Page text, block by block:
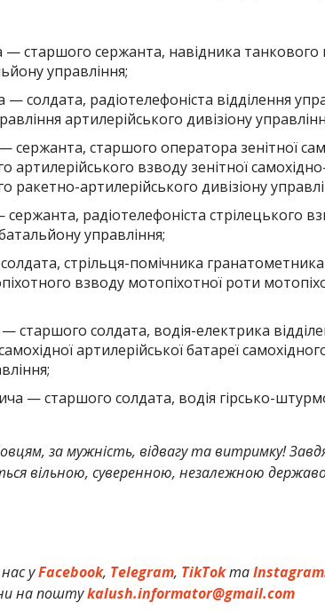
— старшого сержанта, навідника танкового
управління;
солдата, радіотелефоніста відділення
артилерійського дивізіону
сержанта, старшого оператора зенітної
артилерійського взводу зенітної
ракетно-артилерійського дивізіону
радіотелефоніста стрілецького
управління;
стрільця-помічника гранатометника
взводу мотопіхотної роти
старшого солдата, водія-електрика
артилерійської батареї
— старшого солдата, водія гірсько-
за мужність, відвагу та витримку!
вільною, суверенною, незалежною
уFacebook, Telegram, TikTokта
на поштуkalush.informator@gmail.com